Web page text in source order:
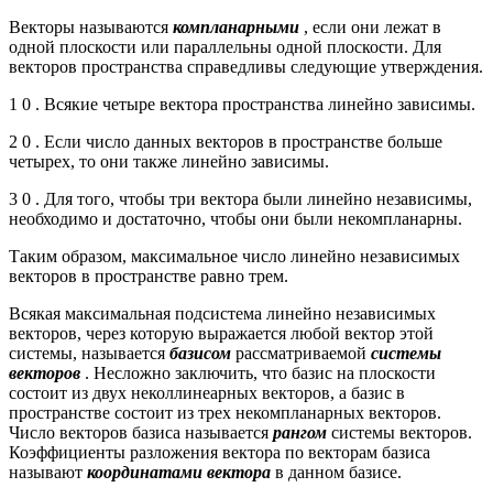
Векторы называются компланарными , если они лежат в
одной плоскости или параллельны одной плоскости. Для
векторов пространства справедливы следующие утверждения.
1 0 . Всякие четыре вектора пространства линейно зависимы.
2 0 . Если число данных векторов в пространстве больше
четырех, то они также линейно зависимы.
3 0 . Для того, чтобы три вектора были линейно независимы,
необходимо и достаточно, чтобы они были некомпланарны.
Таким образом, максимальное число линейно независимых
векторов в пространстве равно трем.
Всякая максимальная подсистема линейно независимых
векторов, через которую выражается любой вектор этой
системы, называется базисом рассматриваемой системы
векторов . Несложно заключить, что базис на плоскости
состоит из двух неколлинеарных векторов, а базис в
пространстве состоит из трех некомпланарных векторов.
Число векторов базиса называется рангом системы векторов.
Коэффициенты разложения вектора по векторам базиса
называют координатами вектора в данном базисе.